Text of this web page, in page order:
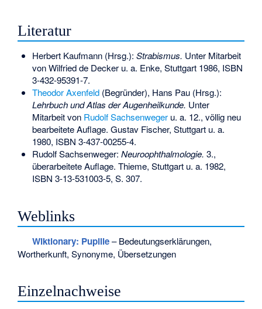
Literatur
Herbert Kaufmann (Hrsg.): Strabismus. Unter Mitarbeit
von Wilfried de Decker u. a. Enke, Stuttgart 1986, ISBN
3-432-95391-7.
Theodor Axenfeld(Begründer), Hans Pau (Hrsg.):
Lehrbuch und Atlas der Augenheilkunde. Unter
Mitarbeit von Rudolf Sachsenwegeru. a. 12., völlig neu
bearbeitete Auflage. Gustav Fischer, Stuttgart u. a.
1980, ISBN 3-437-00255-4.
Rudolf Sachsenweger: Neuroophthalmologie. 3.,
überarbeitete Auflage. Thieme, Stuttgart u. a. 1982,
ISBN 3-13-531003-5, S. 307.
Weblinks
Wiktionary: Pupille– Bedeutungserklärungen,
Wortherkunft, Synonyme, Übersetzungen
Einzelnachweise